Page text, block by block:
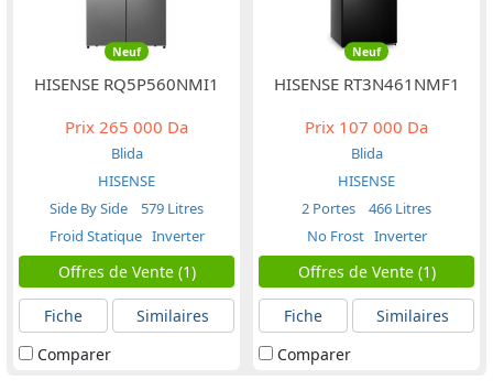
Neuf
HISENSE RQ5P560NMI1
Prix 265 000 Da
Blida
HISENSE
Side By Side
579 Litres
Froid Statique Inverter
Offres de Vente (1)
Fiche
Similaires
Comparer
Neuf
HISENSE RT3N461NMF1
Prix 107 000 Da
Blida
HISENSE
2 Portes
466 Litres
No Frost Inverter
Offres de Vente (1)
Fiche
Similaires
Comparer